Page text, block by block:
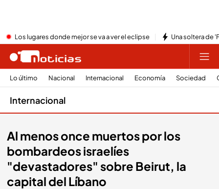
Los lugares donde mejor se va a ver el eclipse Una soltera de
Lo último Nacional Internacional Economía Sociedad
Internacional
Al menos once muertos por los
bombardeos israelíes
"devastadores" sobre Beirut, la
capital del Líbano